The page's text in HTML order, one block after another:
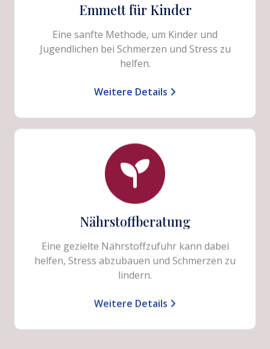
Emmett für Kinder
Eine sanfte Methode, um Kinder und
Jugendlichen bei Schmerzen und Stress zu
helfen.
Weitere Details
Nährstoffberatung
Eine gezielte Nährstoffzufuhr kann dabei
helfen, Stress abzubauen und Schmerzen zu
lindern.
Weitere Details